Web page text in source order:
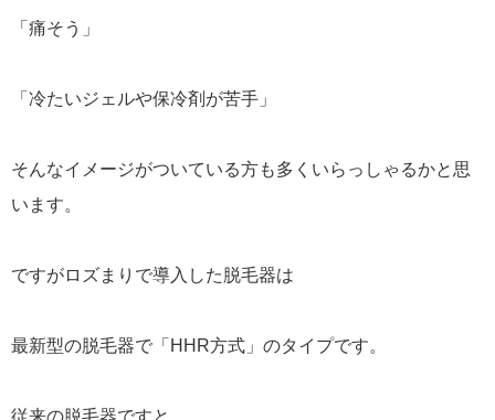
「痛そう」
「冷たいジェルや保冷剤が苦手」
そんなイメージがついている方も多くいらっしゃるかと思
います。
ですがロズまりで導入した脱毛器は
最新型の脱毛器で「HHR方式」のタイプです。
従来の脱毛器ですと